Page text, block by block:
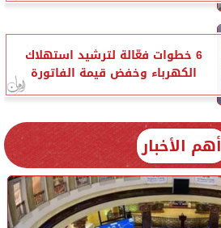
6 خطوات فعّالة لترشيد استهلاك
الكهرباء وخفض قيمة الفاتورة
أهم الأخبار